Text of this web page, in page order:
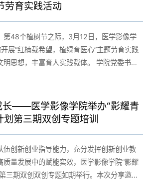
劳育实践活动
第48个植树节之际，3月12日，医学影像学
展“红楠载希望，植绿育医心”主题劳育实践
明思想，丰富育人实践载体。 学院党委书记
，现场氛围热烈。此次栽种的红楠树，树
坚韧特质象征医者初心，寄托着学院对学子
，
动课堂。下一步，学院将持续以党建为引
育教学全过程，以红楠为媒，见证学子成长
玫 初审/刘明智 复审/李华 终
长——医学影像学院举办“影耀青
划第三期双创专题培训
伍创新创业指导能力，充分发挥创新创业教
质量发展中的赋能实效，医学影像学院“影耀
三期双创双创专题如期举行。本次分享邀请